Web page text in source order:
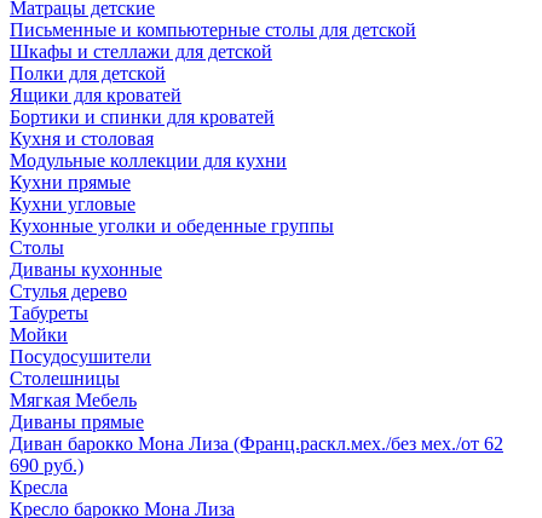
Матрацы детские
Письменные и компьютерные столы для детской
Шкафы и стеллажи для детской
Полки для детской
Ящики для кроватей
Бортики и спинки для кроватей
Кухня и столовая
Модульные коллекции для кухни
Кухни прямые
Кухни угловые
Кухонные уголки и обеденные группы
Столы
Диваны кухонные
Стулья дерево
Табуреты
Мойки
Посудосушители
Столешницы
Мягкая Мебель
Диваны прямые
Диван барокко Мона Лиза (Франц.раскл.мех./без мех./от 62
690 руб.)
Кресла
Кресло барокко Мона Лиза